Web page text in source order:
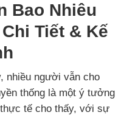
Bao Nhiêu
Tiết & Kế
nhiều người vẫn cho
thống là một ý tưởng
tế cho thấy, với sự